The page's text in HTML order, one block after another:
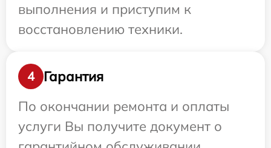
выполнения и приступим к
восстановлению техники.
4
Гарантия
По окончании ремонта и оплаты
услуги Вы получите документ о